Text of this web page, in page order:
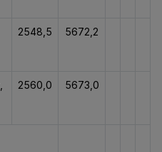
2548,5 5672,2
2560,0 5673,0